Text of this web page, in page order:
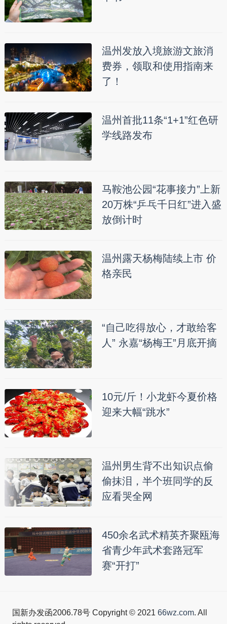
温州发放入境旅游文旅消
费券，领取和使用指南来
了！
温州首批11条“1+1”红色研
学线路发布
马鞍池公园“花事接力”上新
20万株“乒乓千日红”进入盛
放倒计时
温州露天杨梅陆续上市 价
格亲民
“自己吃得放心，才敢给客
人” 永嘉“杨梅王”月底开摘
10元/斤！小龙虾今夏价格
迎来大幅“跳水”
温州男生背不出知识点偷
偷抹泪，半个班同学的反
应看哭全网
450余名武术精英齐聚瓯海
省青少年武术套路冠军
赛“开打”
国新办发函2006.78号 Copyright © 2021 66wz.com. All